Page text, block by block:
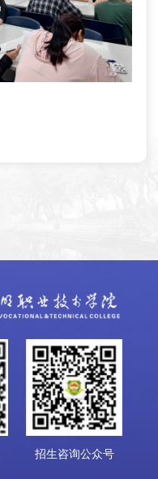
招生咨询公众号